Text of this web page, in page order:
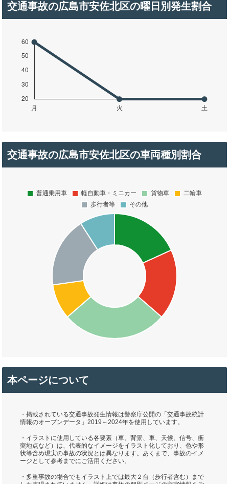
交通事故の広島市安佐北区の曜日別発生割合
交通事故の広島市安佐北区の車両種別割合
本ページについて
・掲載されている交通事故発生情報は警察庁公開の「交通事故統計
情報のオープンデータ」2019～2024年を使用しています。
・イラストに使用している各要素（車、背景、車、天候、信号、衝
突地点など）は、代表的なイメージをイラスト化しており、色や形
状等含め現実の事故の状況とは異なります。あくまで、事故のイメ
ージとして参考までにご活用ください。
・多重事故の場合でもイラスト上では最大２台（歩行者含む）まで